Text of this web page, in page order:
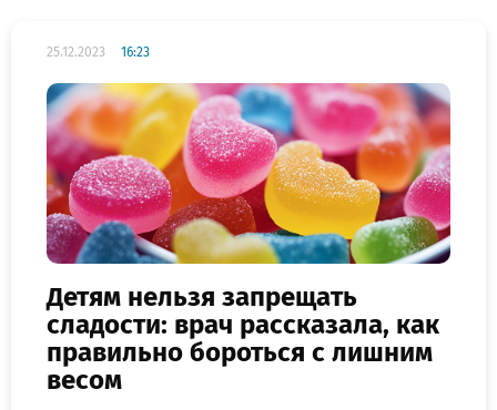
25.12.2023 16:23
Детям нельзя запрещать
сладости: врач рассказала, как
правильно бороться с лишним
весом